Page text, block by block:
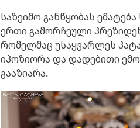
საზეიმო განწყობას
ერთი გამორჩეული
რომელმაც უსაყვარლეს
იპოზიორა და დადებითი
გააზიარა.